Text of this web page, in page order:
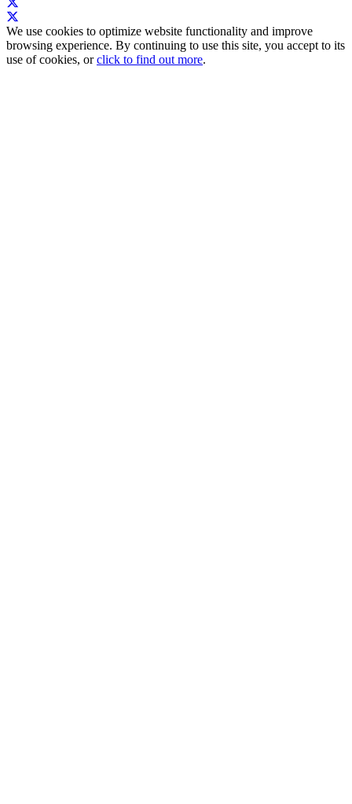
We use cookies to optimize website functionality and improve
browsing experience. By continuing to use this site, you accept to its
use of cookies, orclick to find out more.